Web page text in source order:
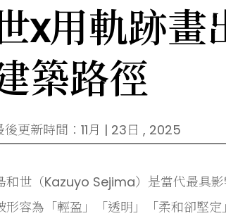
x用軌跡畫
築路徑
後更新時間：11月 | 23日 , 2025
和世（Kazuyo Sejima）是當代最具
形容為「輕盈」「透明」「柔和卻堅